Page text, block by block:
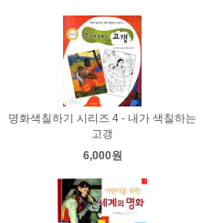
명화색칠하기 시리즈 4 - 내가 색칠하는
고갱
6,000원